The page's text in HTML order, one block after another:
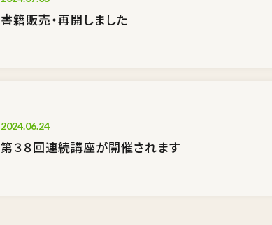
書籍販売・再開しました
2024.06.24
第３８回連続講座が開催されます